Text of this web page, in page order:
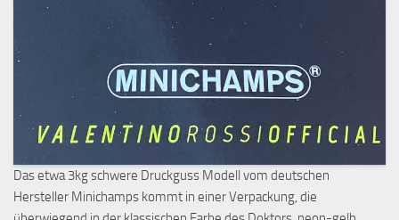
Das etwa 3kg schwere Druckguss Modell vom deutschen
Hersteller Minichamps kommt in einer Verpackung, die